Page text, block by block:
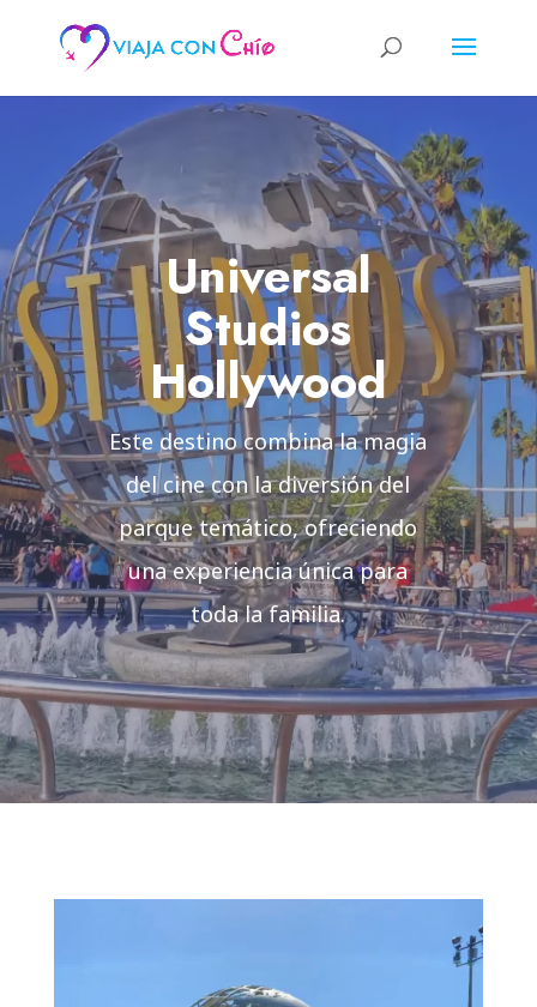
Universal
Studios
Hollywood
Este destino combina la magia
del cine con la diversión del
parque temático, ofreciendo
una experiencia única para
toda la familia.